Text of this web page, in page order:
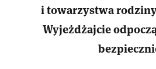
i towarzystwa
Wyjeżdżajcie